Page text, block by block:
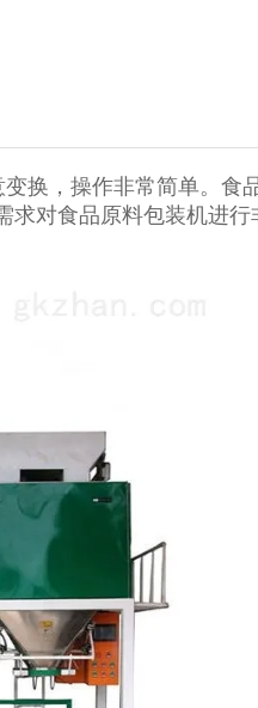
换，操作非常简单。食
求对食品原料包装机进行